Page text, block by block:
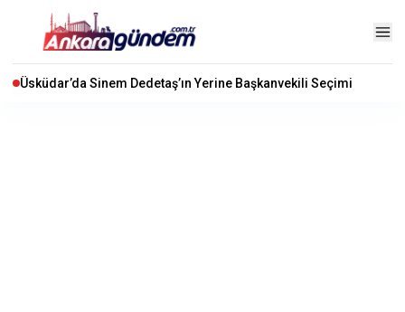
Üsküdar’da Sinem Dedetaş’ın Yerine Başkanvekili Seçimi